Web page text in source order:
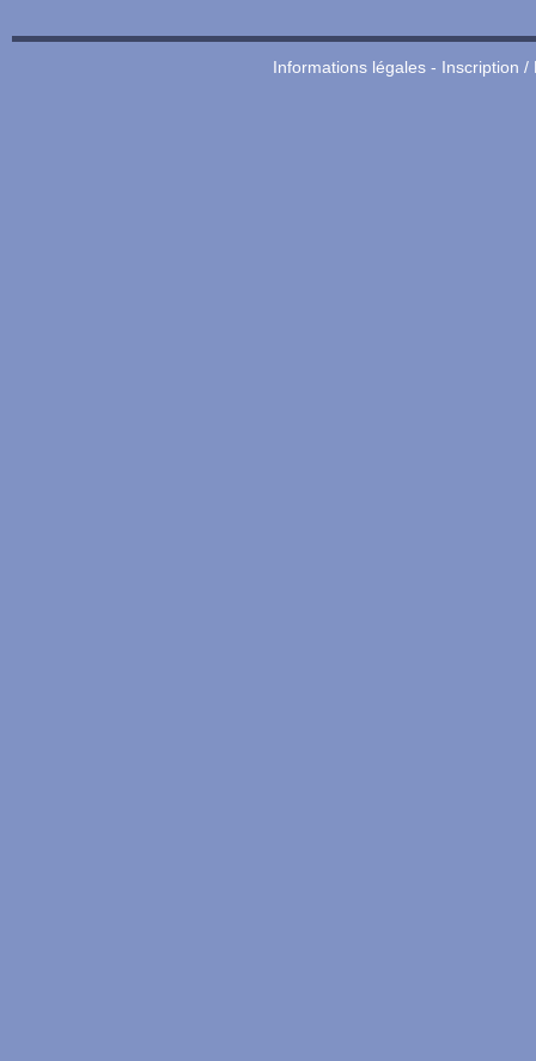
Informations légales- Inscription /